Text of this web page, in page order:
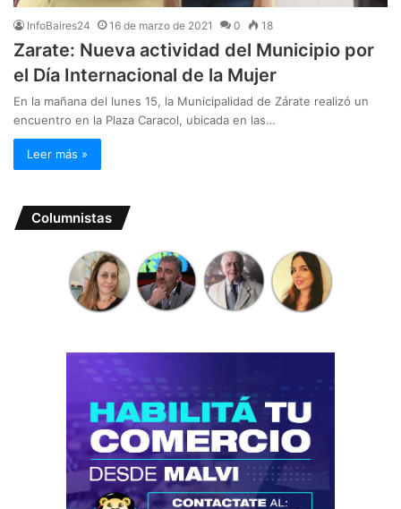
InfoBaires24 16 de marzo de 2021 0 18
Zarate: Nueva actividad del Municipio por
el Día Internacional de la Mujer
En la mañana del lunes 15, la Municipalidad de Zárate realizó un
encuentro en la Plaza Caracol, ubicada en las…
Leer más »
Columnistas